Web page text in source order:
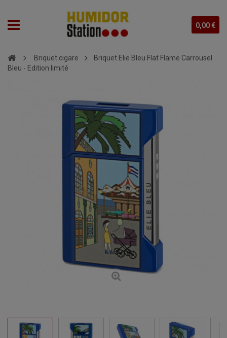
0,00 €
Briquet cigare
Briquet Elie Bleu Flat Flame Carrousel
Bleu - Edition limité